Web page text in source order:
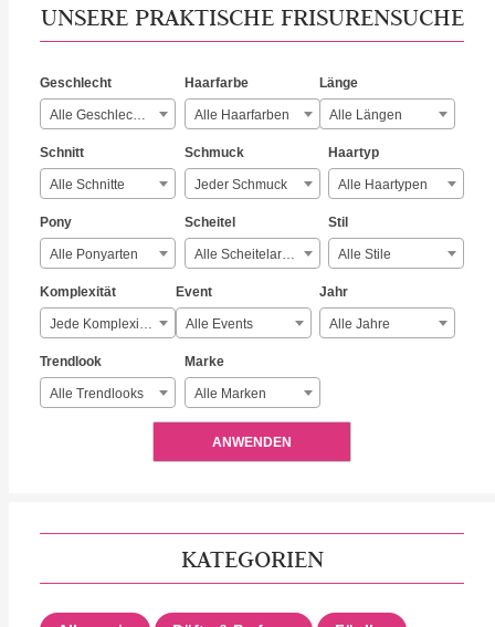
UNSERE PRAKTISCHE FRISURENSUCHE
Geschlecht
Alle Geschlechter
Haarfarbe
Alle Haarfarben
Länge
Alle Längen
Schnitt
Alle Schnitte
Schmuck
Jeder Schmuck
Haartyp
Alle Haartypen
Pony
Alle Ponyarten
Scheitel
Alle Scheitelarten
Stil
Alle Stile
Komplexität
Jede Komplexität
Event
Alle Events
Jahr
Alle Jahre
Trendlook
Alle Trendlooks
Marke
Alle Marken
ANWENDEN
KATEGORIEN